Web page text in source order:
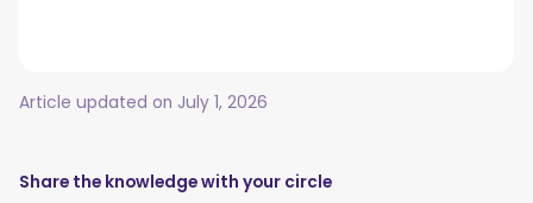
Article updated on July 1, 2026
Share the knowledge with your circle